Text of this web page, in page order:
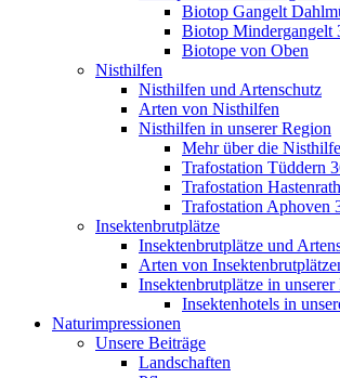
Biotop Gangelt
Biotop Mindergangelt
Biotope von Oben
Nisthilfen
Nisthilfen und Artenschutz
Arten von Nisthilfen
Nisthilfen in unserer Region
Mehr über die
Trafostation Tüddern
Trafostation
Trafostation Aphoven
Insektenbrutplätze
Insektenbrutplätze und
Arten von
Insektenbrutplätze in unserer
Insektenhotels in
Naturimpressionen
Unsere Beiträge
Landschaften